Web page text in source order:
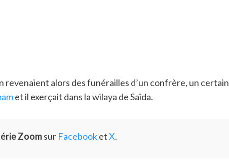
revenaient alors des funérailles d’un confrère, un certain
et il exerçait dans la wilaya de Saïda.
Zoomsur FacebooketX.